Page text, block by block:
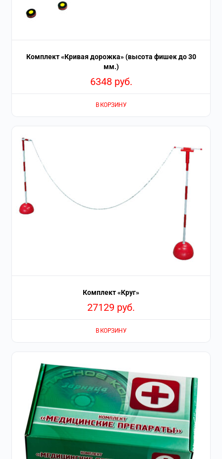
Комплект «Кривая дорожка» (высота фишек до 30
мм.)
6348 руб.
В КОРЗИНУ
Комплект «Круг»
27129 руб.
В КОРЗИНУ